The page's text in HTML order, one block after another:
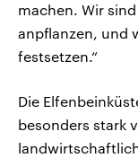
machen. Wir
anpflanzen, und
festsetzen.“
Die
besonders stark